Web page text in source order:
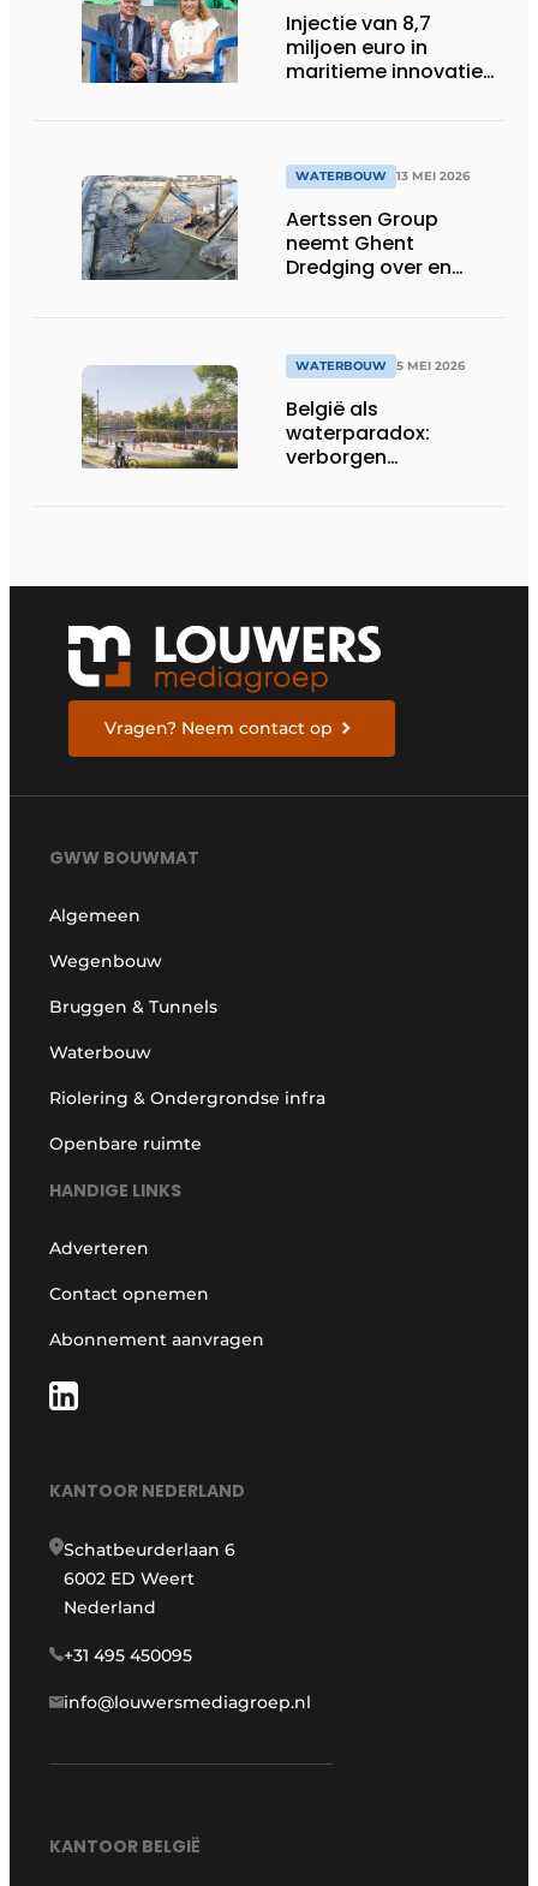
Injectie van 8,7
miljoen euro in
maritieme innovatie-
WATERBOUW 13 MEI 2026
Aertssen Group
neemt Ghent
Dredging over en
WATERBOUW 5 MEI 2026
België als
waterparadox:
verborgen
Vragen? Neem contact op
GWW BOUWMAT
Algemeen
Wegenbouw
Bruggen & Tunnels
Waterbouw
Riolering & Ondergrondse infra
Openbare ruimte
HANDIGE LINKS
Adverteren
Contact opnemen
Abonnement aanvragen
KANTOOR NEDERLAND
Schatbeurderlaan 6
6002 ED Weert
Nederland
+31 495 450095
info@louwersmediagroep.nl
KANTOOR BELGIË